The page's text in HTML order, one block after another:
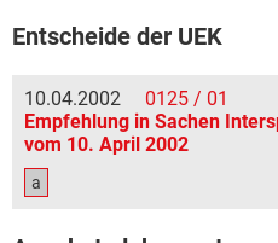
Entscheide der UEK
10.04.2002
0125 / 01
Empfehlung in Sachen
vom 10. April 2002
a